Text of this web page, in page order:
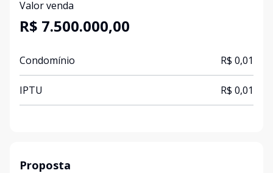
Valor venda
R$ 7.500.000,00
Condomínio R$ 0,01
IPTU R$ 0,01
Proposta